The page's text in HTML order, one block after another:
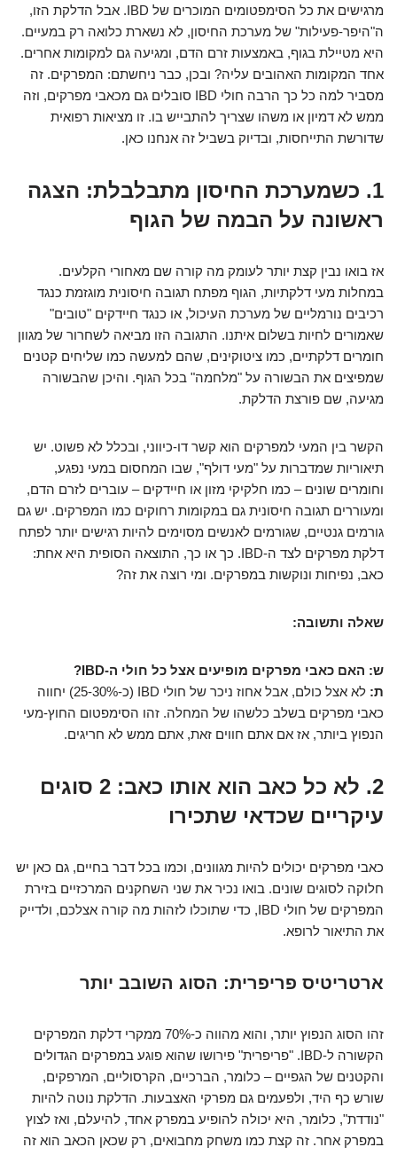
מרגישים את כל הסימפטומים המוכרים של IBD. אבל הדלקת הזו,
ה"היפר-פעילות" של מערכת החיסון, לא נשארת כלואה רק במעיים.
היא מטיילת בגוף, באמצעות זרם הדם, ומגיעה גם למקומות אחרים.
אחד המקומות האהובים עליה? ובכן, כבר ניחשתם: המפרקים. זה
מסביר למה כל כך הרבה חולי IBD סובלים גם מכאבי מפרקים, וזה
ממש לא דמיון או משהו שצריך להתבייש בו. זו מציאות רפואית
שדורשת התייחסות, ובדיוק בשביל זה אנחנו כאן.
1. כשמערכת החיסון מתבלבלת: הצגה
ראשונה על הבמה של הגוף
אז בואו נבין קצת יותר לעומק מה קורה שם מאחורי הקלעים.
במחלות מעי דלקתיות, הגוף מפתח תגובה חיסונית מוגזמת כנגד
רכיבים נורמליים של מערכת העיכול, או כנגד חיידקים "טובים"
שאמורים לחיות בשלום איתנו. התגובה הזו מביאה לשחרור של מגוון
חומרים דלקתיים, כמו ציטוקינים, שהם למעשה כמו שליחים קטנים
שמפיצים את הבשורה על "מלחמה" בכל הגוף. והיכן שהבשורה
מגיעה, שם פורצת הדלקת.
הקשר בין המעי למפרקים הוא קשר דו-כיווני, ובכלל לא פשוט. יש
תיאוריות שמדברות על "מעי דולף", שבו המחסום במעי נפגע,
וחומרים שונים – כמו חלקיקי מזון או חיידקים – עוברים לזרם הדם,
ומעוררים תגובה חיסונית גם במקומות רחוקים כמו המפרקים. יש גם
גורמים גנטיים, שגורמים לאנשים מסוימים להיות רגישים יותר לפתח
דלקת מפרקים לצד ה-IBD. כך או כך, התוצאה הסופית היא אחת:
כאב, נפיחות ונוקשות במפרקים. ומי רוצה את זה?
שאלה ותשובה:
ש: האם כאבי מפרקים מופיעים אצל כל חולי ה-IBD?
ת:
לא אצל כולם, אבל אחוז ניכר של חולי IBD (כ-25-30%) יחווה
כאבי מפרקים בשלב כלשהו של המחלה. זהו הסימפטום החוץ-מעי
הנפוץ ביותר, אז אם אתם חווים זאת, אתם ממש לא חריגים.
2. לא כל כאב הוא אותו כאב: 2 סוגים
עיקריים שכדאי שתכירו
כאבי מפרקים יכולים להיות מגוונים, וכמו בכל דבר בחיים, גם כאן יש
חלוקה לסוגים שונים. בואו נכיר את שני השחקנים המרכזיים בזירת
המפרקים של חולי IBD, כדי שתוכלו לזהות מה קורה אצלכם, ולדייק
את התיאור לרופא.
ארטריטיס פריפרית: הסוג השובב יותר
זהו הסוג הנפוץ יותר, והוא מהווה כ-70% ממקרי דלקת המפרקים
הקשורה ל-IBD. "פריפרית" פירושו שהוא פוגע במפרקים הגדולים
והקטנים של הגפיים – כלומר, הברכיים, הקרסוליים, המרפקים,
שורש כף היד, ולפעמים גם מפרקי האצבעות. הדלקת נוטה להיות
"נודדת", כלומר, היא יכולה להופיע במפרק אחד, להיעלם, ואז לצוץ
במפרק אחר. זה קצת כמו משחק מחבואים, רק שכאן הכאב הוא זה